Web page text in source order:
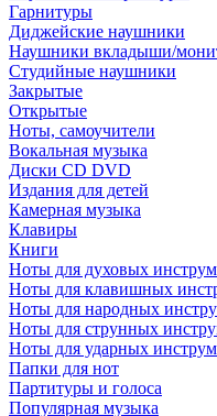
Гарнитуры
Диджейские наушники
Наушники вкладыши/
Студийные наушники
Закрытые
Открытые
Ноты, самоучители
Вокальная музыка
Диски CD DVD
Издания для детей
Камерная музыка
Клавиры
Книги
Ноты для духовых
Ноты для клавишных
Ноты для народных
Ноты для струнных
Ноты для ударных
Папки для нот
Партитуры и голоса
Популярная музыка